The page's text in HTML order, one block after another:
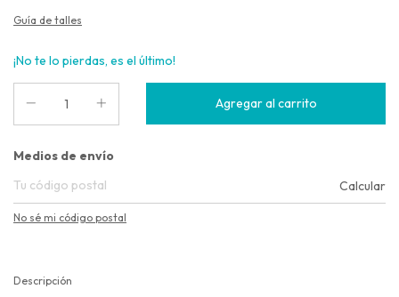
Guía de talles
¡No te lo pierdas, es el último!
Entregas para el CP:
Medios de envío
Calcular
No sé mi código postal
Descripción